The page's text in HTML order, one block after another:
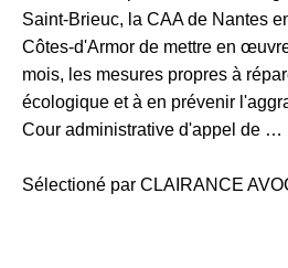
Saint-Brieuc, la CAA de Nantes
Côtes-d'Armor de mettre en
mois, les mesures propres à
écologique et à en prévenir
Cour administrative d'appel de …
Sélectioné par CLAIRANCE